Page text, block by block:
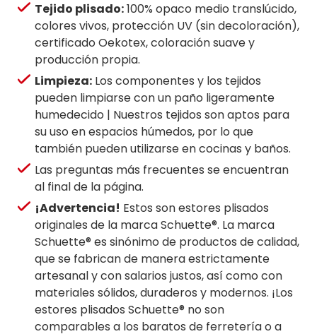
Tejido plisado:100% opaco medio translúcido,
colores vivos, protección UV (sin decoloración),
certificado Oekotex, coloración suave y
producción propia.
Limpieza: Los componentes y los tejidos
pueden limpiarse con un paño ligeramente
humedecido | Nuestros tejidos son aptos para
su uso en espacios húmedos, por lo que
también pueden utilizarse en cocinas y baños.
Las preguntas más frecuentes se encuentran
al final de la página.
¡Advertencia! Estos son estores plisados
originales de la marca Schuette®. La marca
Schuette® es sinónimo de productos de calidad,
que se fabrican de manera estrictamente
artesanal y con salarios justos, así como con
materiales sólidos, duraderos y modernos. ¡Los
estores plisados Schuette® no son
comparables a los baratos de ferretería o a